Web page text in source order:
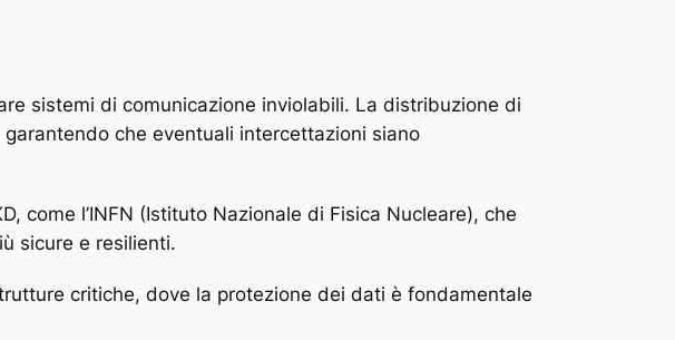
sistemi di comunicazione inviolabili. La distribuzione di
che eventuali intercettazioni siano
come l’INFN (Istituto Nazionale di Fisica Nucleare), che
sicure e resilienti.
critiche, dove la protezione dei dati è fondamentale